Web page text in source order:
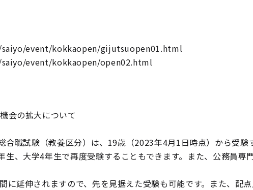
event/kokkaopen/gijutsuopen01.html
event/kokkaopen/open02.html
会の拡大について
合職試験（教養区分）は、19歳（2023年4月1日時点）から受験
生、大学4年生で再度受験することもできます。また、公務員専
に延伸されますので、先を見据えた受験も可能です。また、配